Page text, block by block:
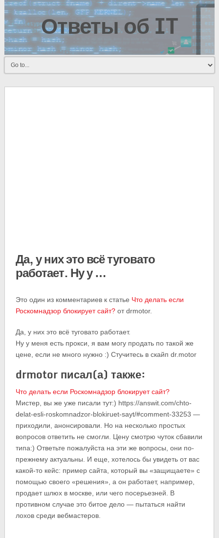
Ответы об IT
Да, у них это всё туговато
работает. Ну у …
Это один из комментариев к статье Что делать если
Роскомнадзор блокирует сайт?от drmotor.
Да, у них это всё туговато работает.
Ну у меня есть прокси, я вам могу продать по такой же
цене, если не много нужно :) Стучитесь в скайп dr.motor
drmotor писал(а) также:
Что делать если Роскомнадзор блокирует сайт?
Мистер, вы же уже писали тут:) https://answit.com/chto-
delat-esli-roskomnadzor-blokiruet-sayt/#comment-33253 —
приходили, анонсировали. Но на несколько простых
вопросов ответить не смогли. Цену смотрю чуток сбавили
типа:) Ответьте пожалуйста на эти же вопросы, они по-
прежнему актуальны. И еще, хотелось бы увидеть от вас
какой-то кейс: пример сайта, который вы «защищаете» с
помощью своего «решения», а он работает, например,
продает шлюх в москве, или чего посерьезней. В
противном случае это битое дело — пытаться найти
лохов среди вебмастеров.